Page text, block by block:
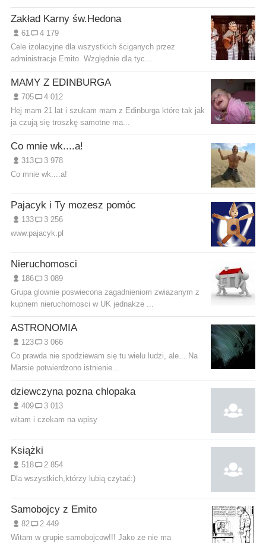
Zakład Karny św.Hedona
61
4 179
Cele izolacyjne dla wszystkich ściganych przez
administracje Emito. Względnie dla tyc...
MAMY Z EDINBURGA
705
4 012
Hej mam 21 lat i szukam mam z Edinburga które tak jak
ja czują się troszkę samotne ma...
Co mnie wk....a!
313
3 978
Co mnie wk....a!
Pajacyk i Ty mozesz pomóc
133
3 256
www.pajacyk.pl
Nieruchomosci
186
3 089
Grupa glownie poswiecona zagadnieniom zwiazanym z
kupnem nieruchomosci w UK jednakze ...
ASTRONOMIA
123
3 066
Co prawda nie spodziewam się tu wielu ludzi, ale... Na
Marsie potwierdzono istnienie...
dziewczyna pozna chlopaka
409
3 013
witam i czekam na wpisy
Książki
518
2 854
Dla wszystkich,którzy lubią czytać:)
Samobojcy z Emito
82
2 449
Witam w grupie samobojcow!!! Jako ze nie ma